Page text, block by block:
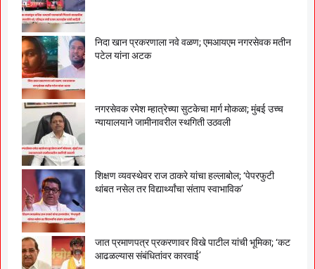
निदा खान प्रकरणाला नवे वळण; एमआयएम नगरसेवक मतीन
पटेल यांना अटक
नगरसेवक रमेश म्हात्रेच्या सुटकेचा मार्ग मोकळा; मुंबई उच्च
न्यायालयाने जामीनावरील स्थगिती उठवली
शिक्षण व्यवस्थेवर राज ठाकरे यांचा हल्लाबोल; ‘पेपरफुटी
थांबत नसेल तर विद्यार्थ्यांचा संताप स्वाभाविक’
जात प्रमाणपत्र प्रकरणावर विखे पाटील यांची भूमिका; ‘कट
आढळल्यास संबंधितांवर कारवाई’